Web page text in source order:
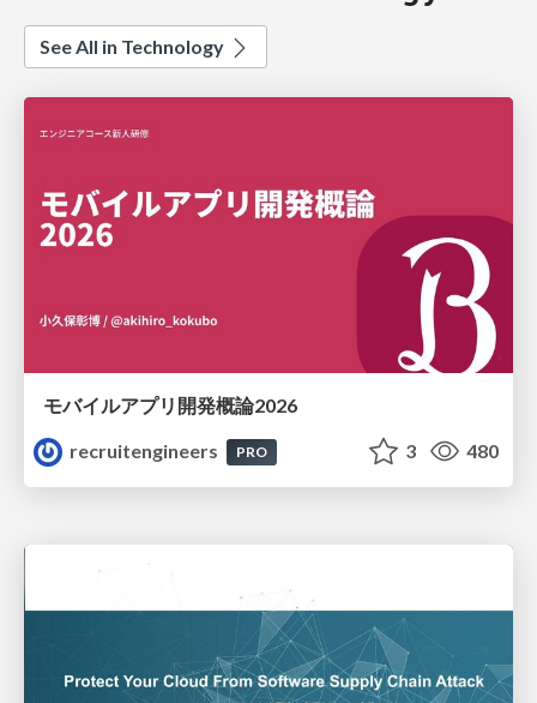
See All in Technology
モバイルアプリ開発概論2026
recruitengineers
PRO 3 480